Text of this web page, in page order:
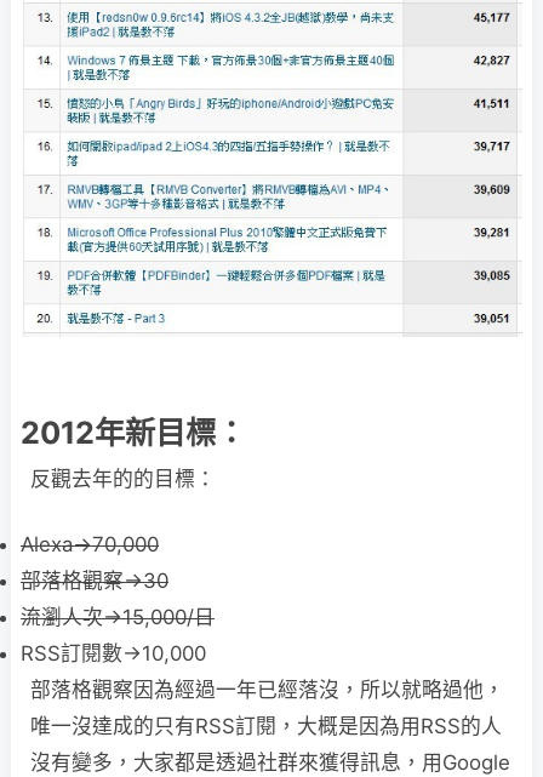
2012年新目標：
反觀去年的的目標：
Alexa→70,000
部落格觀察→30
流瀏人次→15,000/日
RSS訂閱數→10,000
部落格觀察因為經過一年已經落沒，所以就略過他，
唯一沒達成的只有RSS訂閱，大概是因為用RSS的人
沒有變多，大家都是透過社群來獲得訊息，用Google